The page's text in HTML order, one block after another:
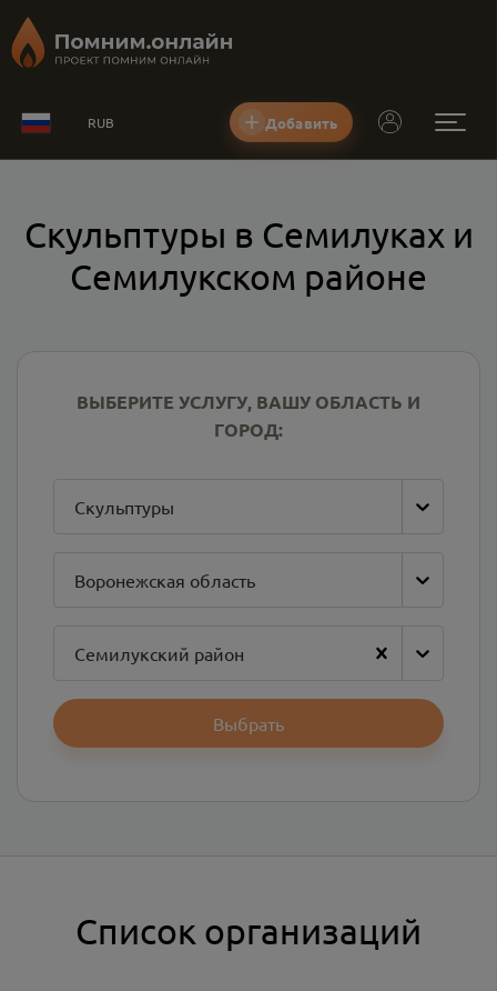
RUB Добавить
Скульптуры в Семилуках и
Семилукском районе
ВЫБЕРИТЕ УСЛУГУ, ВАШУ ОБЛАСТЬ И
ГОРОД:
Скульптуры
Воронежская область
Семилукский район
Выбрать
Список организаций